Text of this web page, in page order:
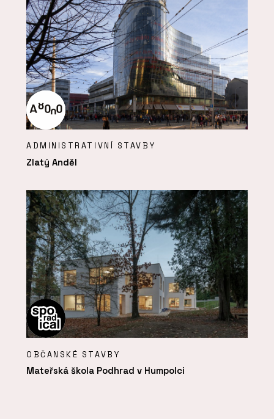
ADMINISTRATIVNÍ STAVBY
Zlatý Anděl
OBČANSKÉ STAVBY
Mateřská škola Podhrad v Humpolci